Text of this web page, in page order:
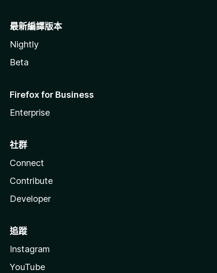
最新編譯版本
Nightly
Beta
Firefox for Business
Enterprise
社群
Connect
Contribute
Developer
追蹤
Instagram
YouTube